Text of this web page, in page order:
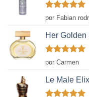
Valorado
con
por Fabian
Her Golden
Valorado
con
por Carmen
Le Male